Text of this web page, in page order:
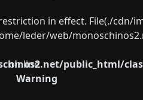
in effect. File(./
leder/web/
public_html/
on line
Warning